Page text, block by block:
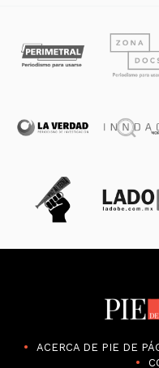
ACERCA DE PIE DE